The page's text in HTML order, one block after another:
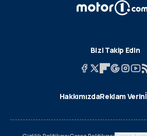
Bizi Takip Edin
HakkımızdaReklam Verin